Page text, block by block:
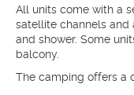
All units come with a
satellite channels
and shower. Some
balcony.
The camping offers a